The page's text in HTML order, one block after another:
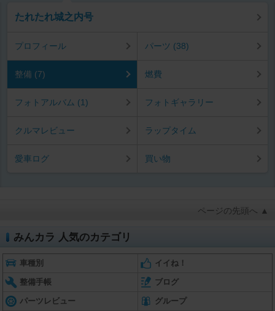
たれたれ城之内号
プロフィール パーツ (38)
整備 (7) 燃費
フォトアルバム (1) フォトギャラリー
クルマレビュー ラップタイム
愛車ログ 買い物
ページの先頭へ ▲
みんカラ 人気のカテゴリ
車種別 イイね！
整備手帳 ブログ
パーツレビュー グループ